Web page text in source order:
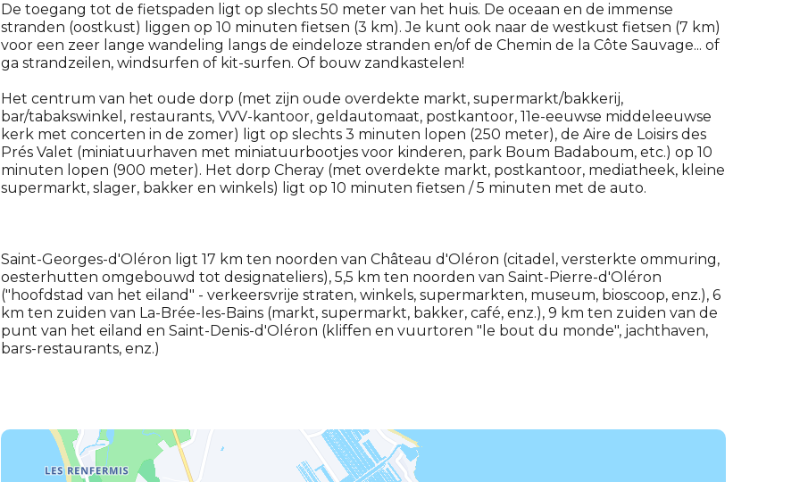
De toegang tot de fietspaden ligt op slechts 50 meter van het huis. De oceaan en de immense
stranden (oostkust) liggen op 10 minuten fietsen (3 km). Je kunt ook naar de westkust fietsen (7 km)
voor een zeer lange wandeling langs de eindeloze stranden en/of de Chemin de la Côte Sauvage... of
ga strandzeilen, windsurfen of kit-surfen. Of bouw zandkastelen!
Het centrum van het oude dorp (met zijn oude overdekte markt, supermarkt/bakkerij,
bar/tabakswinkel, restaurants, VVV-kantoor, geldautomaat, postkantoor, 11e-eeuwse middeleeuwse
kerk met concerten in de zomer) ligt op slechts 3 minuten lopen (250 meter), de Aire de Loisirs des
Prés Valet (miniatuurhaven met miniatuurbootjes voor kinderen, park Boum Badaboum, etc.) op 10
minuten lopen (900 meter). Het dorp Cheray (met overdekte markt, postkantoor, mediatheek, kleine
supermarkt, slager, bakker en winkels) ligt op 10 minuten fietsen / 5 minuten met de auto.
Saint-Georges-d'Oléron ligt 17 km ten noorden van Château d'Oléron (citadel, versterkte ommuring,
oesterhutten omgebouwd tot designateliers), 5,5 km ten noorden van Saint-Pierre-d'Oléron
("hoofdstad van het eiland" - verkeersvrije straten, winkels, supermarkten, museum, bioscoop, enz.), 6
km ten zuiden van La-Brée-les-Bains (markt, supermarkt, bakker, café, enz.), 9 km ten zuiden van de
punt van het eiland en Saint-Denis-d'Oléron (kliffen en vuurtoren "le bout du monde", jachthaven,
bars-restaurants, enz.)